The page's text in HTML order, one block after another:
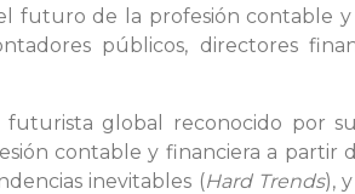
futuro de la profesión contable y
públicos, directores
global reconocido por
contable y financiera a partir
inevitables (Hard Trends),